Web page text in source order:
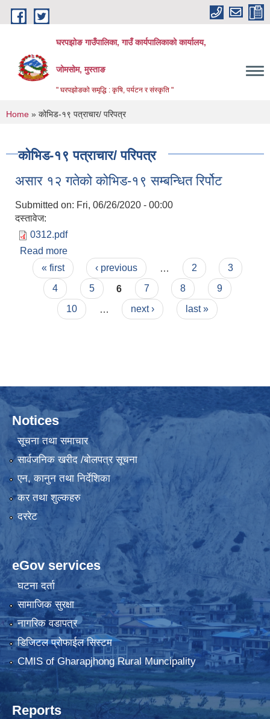
Skip to main content
घरपझोङ गाउँपालिका, गाउँ कार्यपालिकाको कार्यालय,
जोमसोम, मुस्ताङ
" घरपझोङको समृद्धि : कृषि, पर्यटन र संस्कृति "
You are here
Home » कोभिड-१९ पत्राचार/ परिपत्र
कोभिड-१९ पत्राचार/ परिपत्र
असार १२ गतेको कोभिड-१९ सम्बन्धित रिर्पोट
Submitted on: Fri, 06/26/2020 - 00:00
दस्तावेज:
0312.pdf
Read more
Pages
« first ‹ previous 2
3
4
5 6 7 8
9
10
next › last »
Notices
सूचना तथा समाचार
सार्वजनिक खरीद /बोलपत्र सूचना
एन, कानुन तथा निर्देशिका
कर तथा शुल्कहरु
दररेट
eGov services
घटना दर्ता
सामाजिक सुरक्षा
नागरिक वडापत्र
डिजिटल प्रोफाईल सिस्टम
CMIS of Gharapjhong Rural Muncipality
Reports